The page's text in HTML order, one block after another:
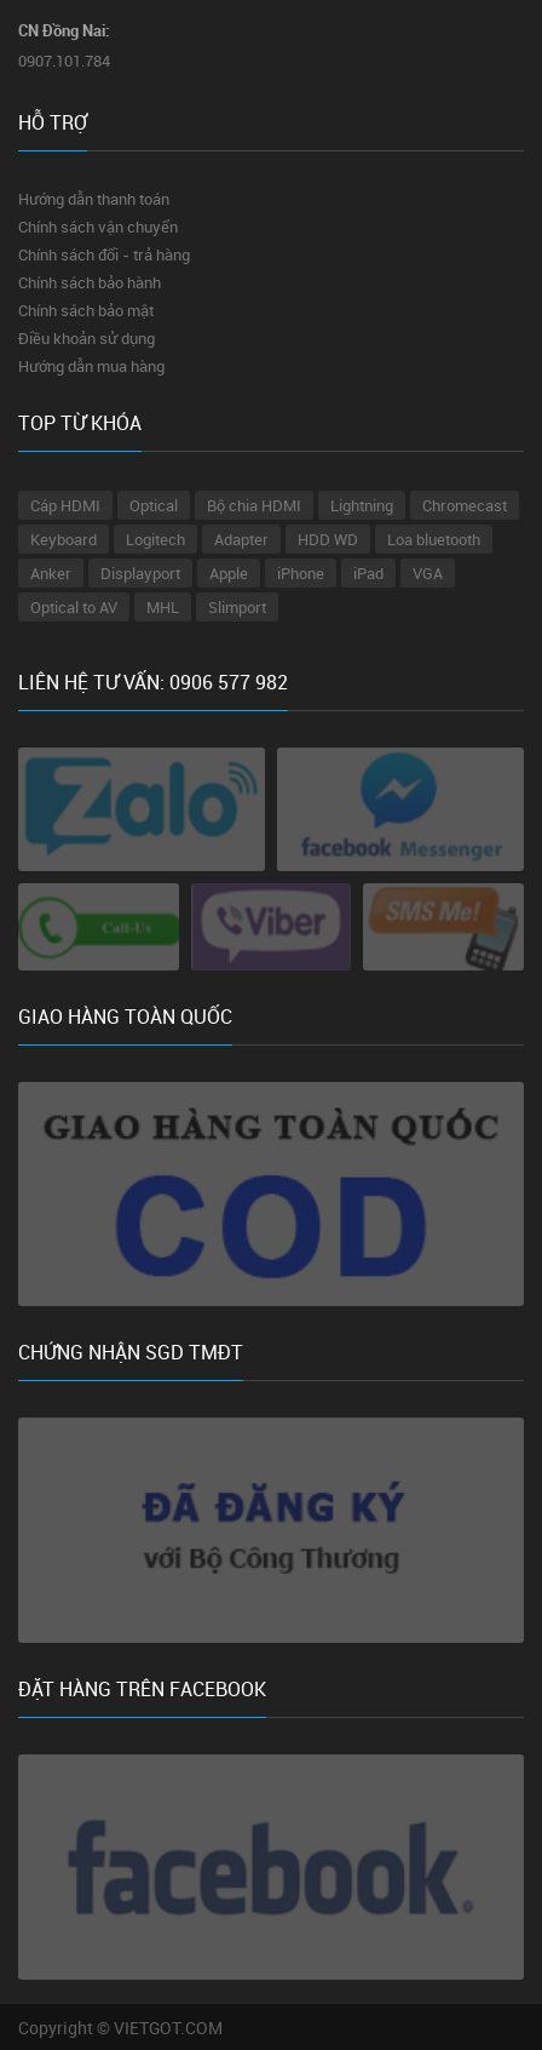
CN Đồng Nai:
0907.101.784
HỖ TRỢ
Hướng dẫn thanh toán
Chính sách vận chuyển
Chính sách đổi - trả hàng
Chính sách bảo hành
Chính sách bảo mật
Điều khoản sử dụng
Hướng dẫn mua hàng
TOP TỪ KHÓA
Cáp HDMI Optical Bộ chia HDMI Lightning
Chromecast
Keyboard
Logitech Adapter HDD WD
Loa bluetooth
Anker
Displayport Apple iPhone iPad
VGA
Optical to AV
MHL Slimport
LIÊN HỆ TƯ VẤN: 0906 577 982
GIAO HÀNG TOÀN QUỐC
CHỨNG NHẬN SGD TMĐT
ĐẶT HÀNG TRÊN FACEBOOK
Copyright © VIETGOT.COM